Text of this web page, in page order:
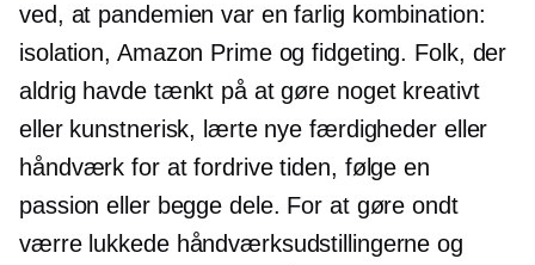
ved, at pandemien var en farlig kombination:
isolation, Amazon Prime og fidgeting. Folk, der
aldrig havde tænkt på at gøre noget kreativt
eller kunstnerisk, lærte nye færdigheder eller
håndværk for at fordrive tiden, følge en
passion eller begge dele. For at gøre ondt
værre lukkede håndværksudstillingerne og